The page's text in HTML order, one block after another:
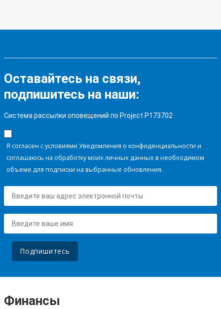
Оставайтесь на связи,
подпишитесь на наши:
Система рассылки оповещений по Project P173702
Я согласен с условиями Уведомления о конфиденциальности и
соглашаюсь на обработку моих личных данных в необходимом
объеме для подписки на выбранные обновления.
Подпишитесь
Финансы